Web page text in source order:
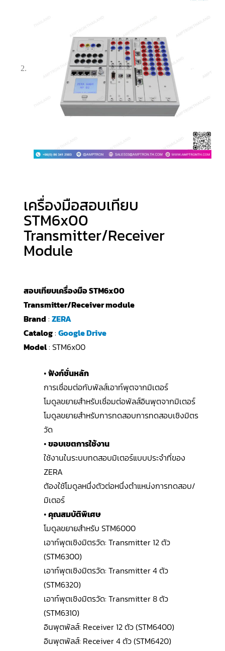
เครื่องมือสอบเทียบ
STM6x00
Transmitter/Receiver
Module
สอบเทียบเครื่องมือ STM6x00
Transmitter/Receiver module
Brand : ZERA
Catalog: Google Drive
Model: STM6x00
•ฟังก์ชั่นหลัก
การเชื่อมต่อกับพัลส์เอาท์พุตจากมิเตอร์
โมดูลขยายสำหรับเชื่อมต่อพัลส์อินพุตจากมิเตอร์
โมดูลขยายสำหรับการทดสอบการทดสอบเชิงมิตร
วัด
•ขอบเขตการใช้งาน
ใช้งานในระบบทดสอบมิเตอร์แบบประจำที่ของ
ZERA
ต้องใช้โมดูลหนึ่งตัวต่อหนึ่งตำแหน่งการทดสอบ/
มิเตอร์
•คุณสมบัติพิเศษ
โมดูลขยายสำหรับ STM6000
เอาท์พุตเชิงมิตรวัด: Transmitter 12 ตัว
(STM6300)
เอาท์พุตเชิงมิตรวัด: Transmitter 4 ตัว
(STM6320)
เอาท์พุตเชิงมิตรวัด: Transmitter 8 ตัว
(STM6310)
อินพุตพัลส์: Receiver 12 ตัว (STM6400)
อินพุตพัลส์: Receiver 4 ตัว (STM6420)